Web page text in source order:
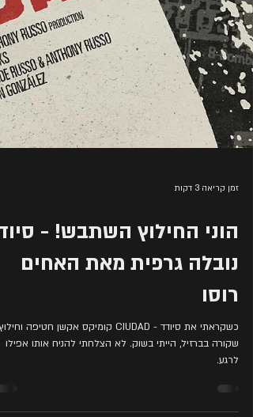
הוני החילוץ השתבש! -
נובלה גרפית מאת האחים
רוסו
לרגע.